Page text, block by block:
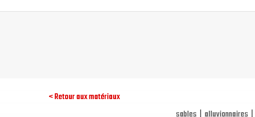
< Retour aux matériaux
sables | alluvionnaires |